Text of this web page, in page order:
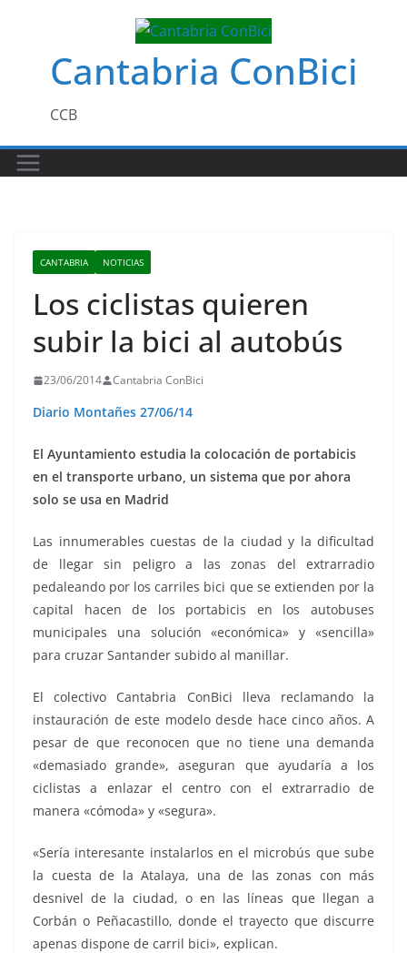
contenidoCantabria ConBici
CCB
CANTABRIA NOTICIAS
Los ciclistas quieren
subir la bici al autobús
23/06/2014 Cantabria ConBici
Diario Montañes 27/06/14
El Ayuntamiento estudia la colocación de portabicis
en el transporte urbano, un sistema que por ahora
solo se usa en Madrid
Las innumerables cuestas de la ciudad y la dificultad
de llegar sin peligro a las zonas del extrarradio
pedaleando por los carriles bici que se extienden por la
capital hacen de los portabicis en los autobuses
municipales una solución «económica» y «sencilla»
para cruzar Santander subido al manillar.
El colectivo Cantabria ConBici lleva reclamando la
instauración de este modelo desde hace cinco años. A
pesar de que reconocen que no tiene una demanda
«demasiado grande», aseguran que ayudaría a los
ciclistas a enlazar el centro con el extrarradio de
manera «cómoda» y «segura».
«Sería interesante instalarlos en el microbús que sube
la cuesta de la Atalaya, una de las zonas con más
desnivel de la ciudad, o en las líneas que llegan a
Corbán o Peñacastillo, donde el trayecto que discurre
apenas dispone de carril bici», explican.